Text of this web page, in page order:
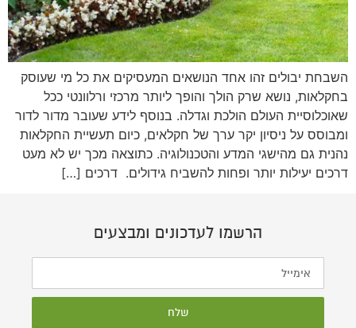
השבחת יבולים זהו אחד הנושאים המעסיקים את כל מי שעוסק
בחקלאות, נושא שרק הולך והופך ליותר מרכזי ורלוונטי ככל
שאוכלוסיית העולם הולכת וגדלה. בנוסף לידע שעובר מדור לדור
ומבוסס על ניסיון יקר ערך של חקלאים, כיום תעשיית החקלאות
נהנית גם מהישגי המדע והטכנולוגיה. כתוצאה מכך יש לא מעט
דרכים יעילות יותר ופחות להשביח גידולים. דרכים […]
הרשמו לעדכונים ומבצעים
שלח